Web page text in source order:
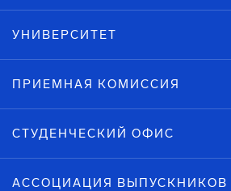
УНИВЕРСИТЕТ
ПРИЕМНАЯ КОМИССИЯ
СТУДЕНЧЕСКИЙ ОФИС
АССОЦИАЦИЯ ВЫПУСКНИКОВ